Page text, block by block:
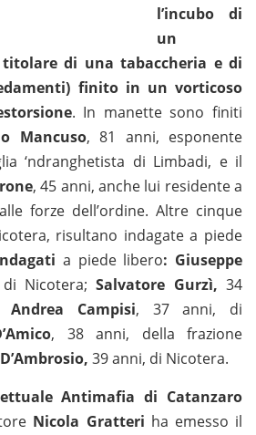
l’incubo di
un
titolare di una tabaccheria e di
finito in un vorticoso
. In manette sono finiti
Mancuso, 81 anni, esponente
‘ndranghetista di Limbadi, e il
, 45 anni, anche lui residente a
forze dell’ordine. Altre cinque
risultano indagate a piede
a piede libero: Giuseppe
Nicotera;Salvatore Gurzì, 34
Andrea Campisi, 37 anni, di
, 38 anni, della frazione
39 anni, di Nicotera.
Antimafia di Catanzaro
Nicola Gratteri ha emesso il